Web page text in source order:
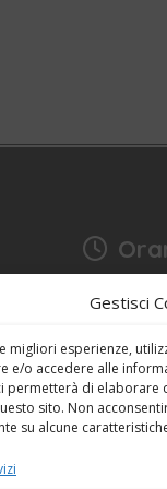
Gestisci
migliori esperienze,
e/o accedere alle
permetterà di elaborare
sito. Non
su alcune
17:15 -
Festività
Cookie